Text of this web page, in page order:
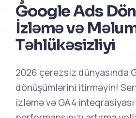
Google Ads
İzləmə və
Təhlükəsizliyi
2026 çerezsiz dünyasında
dönüşümlərini itirməyin!
izləmə və GA4